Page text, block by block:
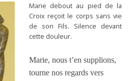
Marie debout au pied de la
Croix reçoit le corps sans vie
de son Fils. Silence devant
cette douleur.
Marie, nous t’en supplions,
tourne nos regards vers